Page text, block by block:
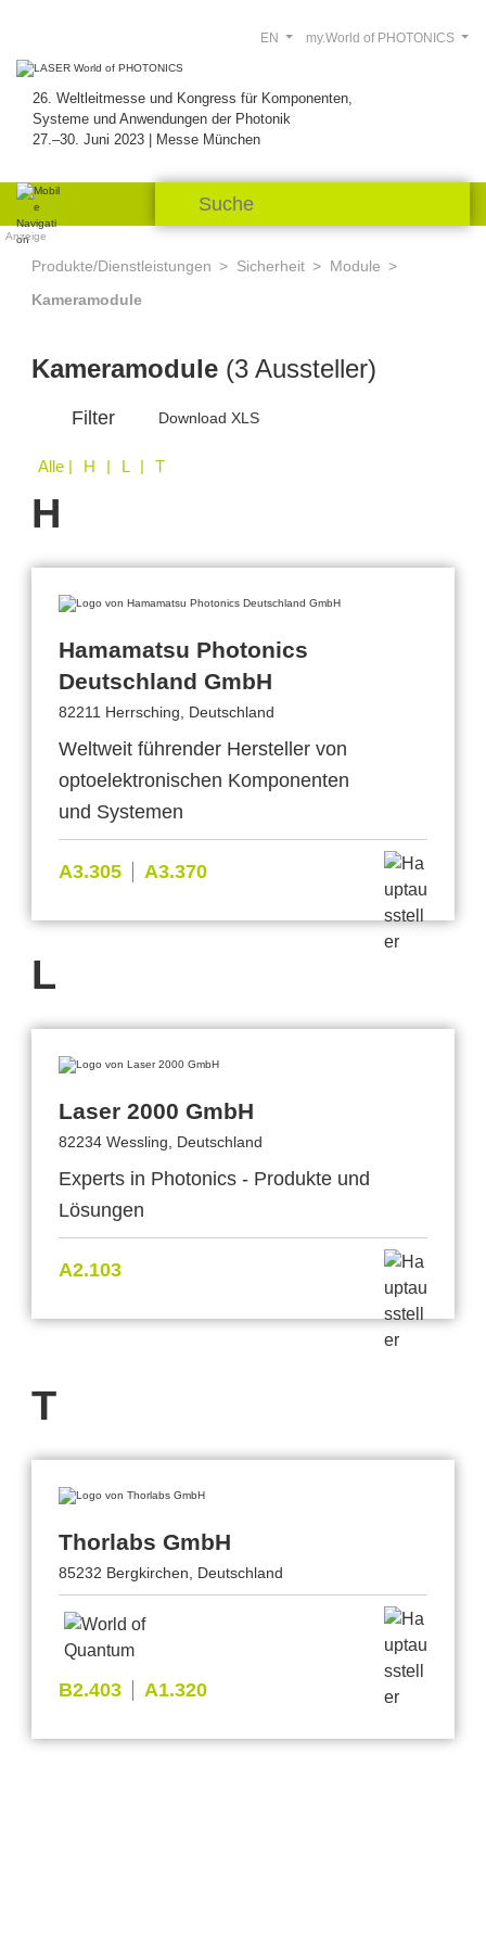
26. Weltleitmesse und Kongress für Komponenten,
Systeme und Anwendungen der Photonik
27.–30. Juni 2023 | Messe München
my.World of PHOTONICS
EN
Anzeige
Produkte/Dienstleistungen Sicherheit
Module
Kameramodule
Kameramodule (3 Aussteller)
Filter Download XLS
Alle | H | L | T
H
Hamamatsu Photonics
Deutschland GmbH
82211 Herrsching, Deutschland
Weltweit führender Hersteller von
optoelektronischen Komponenten
und Systemen
A3.305 A3.370
L
Laser 2000 GmbH
82234 Wessling, Deutschland
Experts in Photonics - Produkte und
Lösungen
A2.103
T
Thorlabs GmbH
85232 Bergkirchen, Deutschland
B2.403 A1.320